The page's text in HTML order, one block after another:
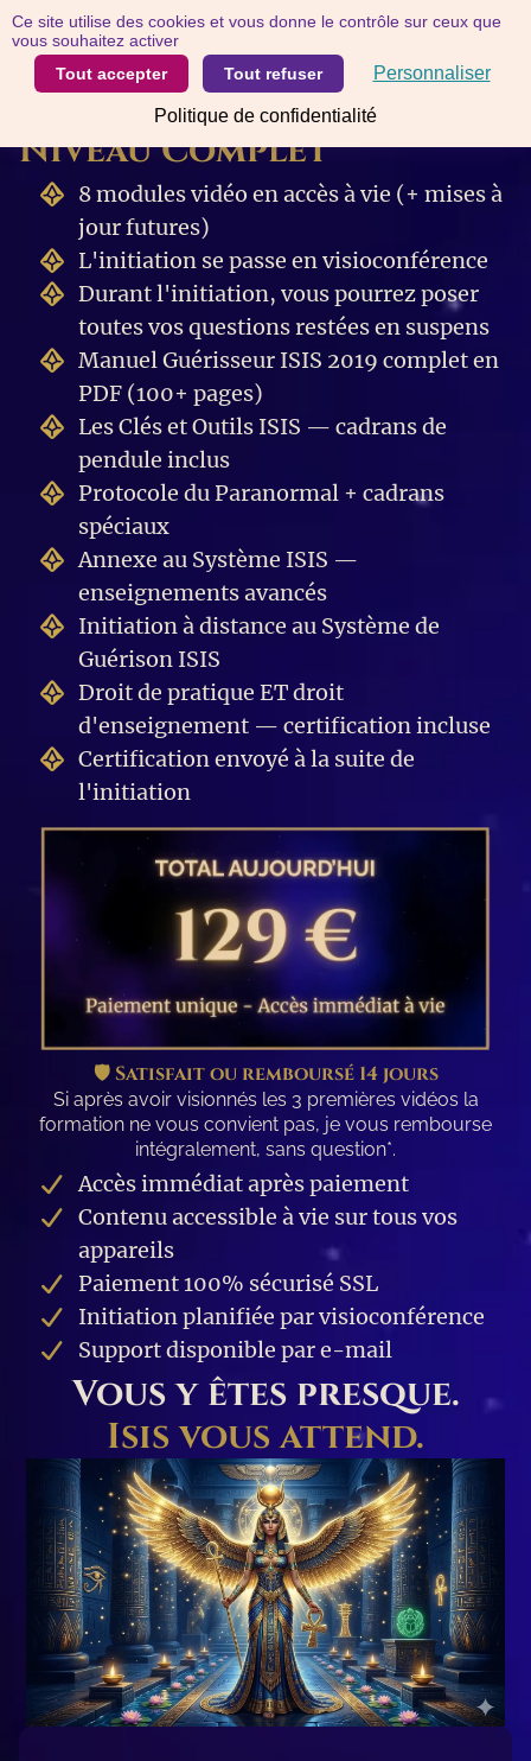
Ce site utilise des cookies et vous donne le contrôle sur ceux que
vous souhaitez activer
Tout accepter
Tout refuser Personnaliser
Politique de confidentialité
Votre commande
Formation Guérisseur
ISIS
Niveau Complet
8 modules vidéo en accès à vie (+ mises à
jour futures)
L'initiation se passe en visioconférence
Durant l'initiation, vous pourrez poser
toutes vos questions restées en suspens
Manuel Guérisseur ISIS 2019 complet en
PDF (100+ pages)
Les Clés et Outils ISIS — cadrans de
pendule inclus
Protocole du Paranormal + cadrans
spéciaux
Annexe au Système ISIS —
enseignements avancés
Initiation à distance au Système de
Guérison ISIS
Droit de pratique ET droit
d'enseignement — certification incluse
Certification envoyé à la suite de
l'initiation
🛡️ Satisfait ou remboursé 14 jours
Si après avoir visionnés les 3 premières vidéos la
formation ne vous convient pas, je vous rembourse
intégralement, sans question*.
Accès immédiat après paiement
Contenu accessible à vie sur tous vos
appareils
Paiement 100% sécurisé SSL
Initiation planifiée par visioconférence
Support disponible par e-mail
Vous y êtes presque.
Isis vous attend.